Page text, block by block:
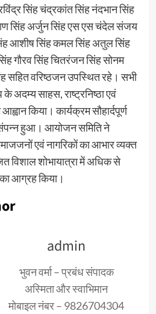
सिंह चंद्रकांत सिंह नंदभान सिंह
सिंह अर्जुन सिंह एस एस चंदेल संजय
आशीष सिंह कमल सिंह अतुल सिंह
गौरव सिंह चितरंजन सिंह सोनम
सहित वरिष्ठजन उपस्थित रहे। सभी
के अदम्य साहस, राष्ट्रनिष्ठा एवं
किया। कार्यक्रम सौहार्दपूर्ण
हुआ। आयोजन समिति ने
एवं नागरिकों का आभार व्यक्त
विशाल शोभायात्रा में अधिक से
आग्रह किया।
admin
भुवन वर्मा – प्रबंध संपादक
अस्मिता और स्वाभिमान
मोबाइल नंबर – 9826704304